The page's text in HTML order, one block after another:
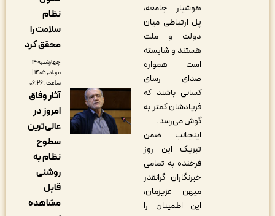
هوشیار جامعه،
پل ارتباطی میان
دولت و ملت
هستند و شایسته
است همواره
صدای رسای
کسانی باشند که
فریادشان کمتر به
گوش می‌رسد.
اینجانب ضمن
تبریک این روز
فرخنده به تمامی
خبرنگاران گرانقدر
میهن عزیزمان،
این اطمینان را
سلامت را
محقق کرد
چهارشنبه ۱۴
مرداد, ۱۴۰۵ |
آثار وفاق
امروز در
عالی‌ترین
نظام به
مشاهده